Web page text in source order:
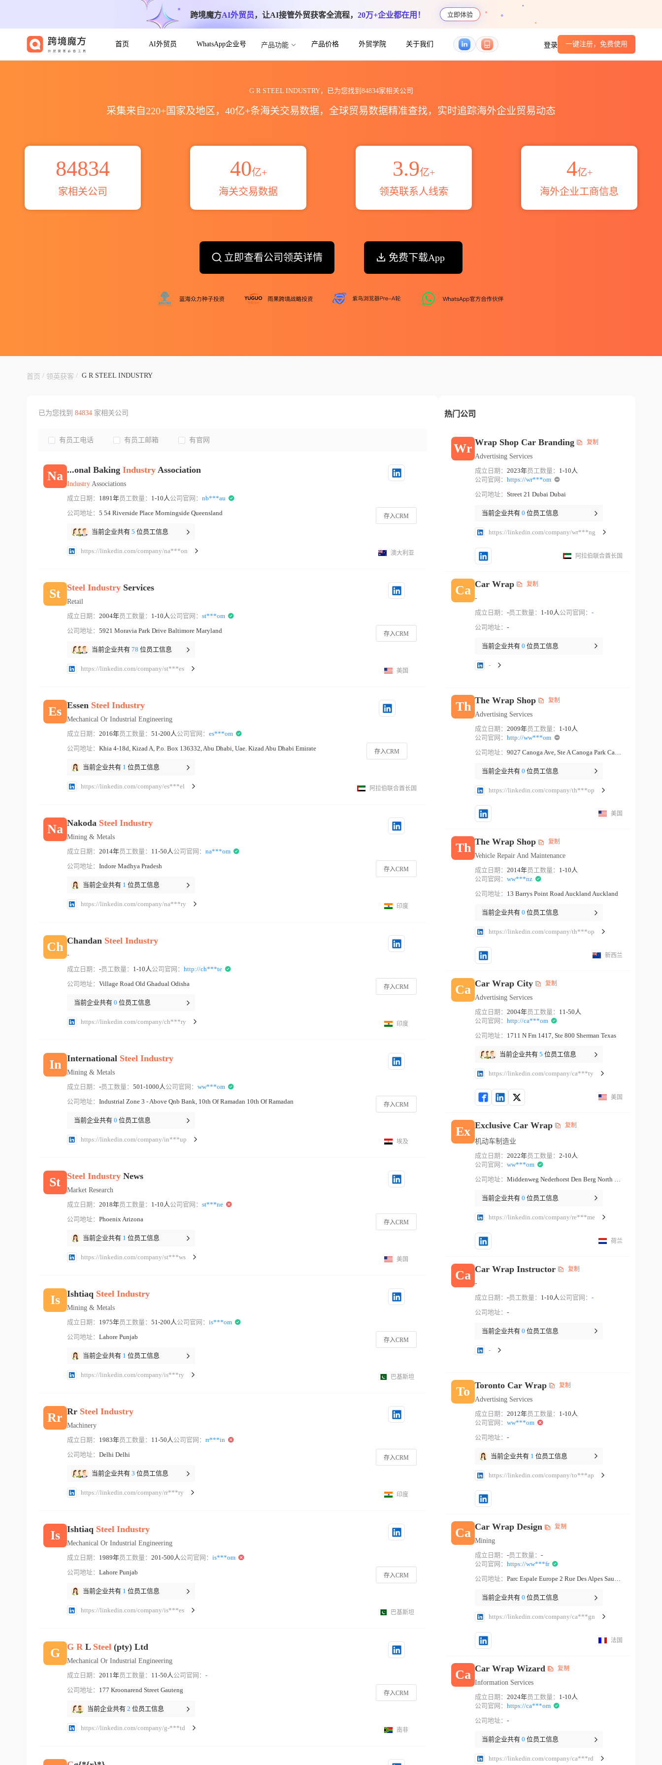
跨境魔方AI外贸员，让AI接管外贸获客全流程， 20万+企业都在用！ 立即体验
首页 AI外贸员 WhatsApp企业号 产品功能 产品价格 外贸学院 关于我们 登录 一键注册，免费使用
G R STEEL INDUSTRY，已为您找到84834家相关公司
采集来自220+国家及地区，40亿+条海关交易数据，全球贸易数据精准查找，实时追踪海外企业贸易动态
84834
家相关公司
40亿+
海关交易数据
3.9亿+
领英联系人线索
4亿+
海外企业工商信息
立即查看公司领英详情 免费下载App
首页 / 领英获客 / G R STEEL INDUSTRY
已为您找到 84834家相关公司
有员工电话 有员工邮箱 有官网
Na ...onal Baking IndustryAssociation
IndustryAssociations
成立日期： 1891年员工数量： 1-10人公司官网： nb***au
公司地址： 5 54 Riverside Place Morningside Queensland
当前企业共有 5 位员工信息
https://linkedin.com/company/na***on
存入CRM
澳大利亚
St Steel IndustryServices
Retail
成立日期： 2004年员工数量： 1-10人公司官网： st***om
公司地址： 5921 Moravia Park Drive Baltimore Maryland
当前企业共有 78 位员工信息
https://linkedin.com/company/st***es
存入CRM
美国
Es Essen Steel Industry
Mechanical Or Industrial Engineering
成立日期： 2016年员工数量： 51-200人公司官网： es***om
公司地址： Khia 4-18d, Kizad A, P.o. Box 136332, Abu Dhabi, Uae. Kizad Abu Dhabi Emirate
当前企业共有 1 位员工信息
https://linkedin.com/company/es***el
存入CRM
阿拉伯联合酋长国
Na Nakoda Steel Industry
Mining & Metals
成立日期： 2014年员工数量： 11-50人公司官网： na***om
公司地址： Indore Madhya Pradesh
当前企业共有 1 位员工信息
https://linkedin.com/company/na***ry
存入CRM
印度
Ch Chandan Steel Industry
-
成立日期： -员工数量： 1-10人公司官网： http://ch***te
公司地址： Village Road Old Ghadual Odisha
当前企业共有 0 位员工信息
https://linkedin.com/company/ch***ry
存入CRM
印度
In International Steel Industry
Mining & Metals
成立日期： -员工数量： 501-1000人公司官网： ww***om
公司地址： Industrial Zone 3 - Above Qnb Bank, 10th Of Ramadan 10th Of Ramadan
当前企业共有 0 位员工信息
https://linkedin.com/company/in***up
存入CRM
埃及
St Steel IndustryNews
Market Research
成立日期： 2018年员工数量： 1-10人公司官网： st***ne
公司地址： Phoenix Arizona
当前企业共有 1 位员工信息
https://linkedin.com/company/st***ws
存入CRM
美国
Is Ishtiaq Steel Industry
Mining & Metals
成立日期： 1975年员工数量： 51-200人公司官网： is***om
公司地址： Lahore Punjab
当前企业共有 1 位员工信息
https://linkedin.com/company/is***ry
存入CRM
巴基斯坦
Rr Rr Steel Industry
Machinery
成立日期： 1983年员工数量： 11-50人公司官网： rr***in
公司地址： Delhi Delhi
当前企业共有 3 位员工信息
https://linkedin.com/company/rr***ry
存入CRM
印度
Is Ishtiaq Steel Industry
Mechanical Or Industrial Engineering
成立日期： 1989年员工数量： 201-500人公司官网： is***om
公司地址： Lahore Punjab
当前企业共有 1 位员工信息
https://linkedin.com/company/is***es
存入CRM
巴基斯坦
G G RL Steel(pty) Ltd
Mechanical Or Industrial Engineering
成立日期： 2011年员工数量： 11-50人公司官网： -
公司地址： 177 Kroonarend Street Gauteng
当前企业共有 2 位员工信息
https://linkedin.com/company/g-***td
存入CRM
南非
热门公司
Wr Wrap Shop Car Branding 复制
Advertising Services
成立日期：2023年员工数量： 1-10人
公司官网：https://wr***om
公司地址：Street 21 Dubai Dubai
当前企业共有0 位员工信息
https://linkedin.com/company/wr***ng
阿拉伯联合酋长国
Ca Car Wrap 复制
-
成立日期：-员工数量： 1-10人 公司官网：-
公司地址：-
当前企业共有0 位员工信息
-
Th The Wrap Shop 复制
Advertising Services
成立日期：2009年员工数量： 1-10人
公司官网：http://ww***om
公司地址：
当前企业共有0 位员工信息
https://linkedin.com/company/th***op
美国
Th The Wrap Shop 复制
Vehicle Repair And Maintenance
成立日期：2014年员工数量： 1-10人
公司官网：ww***nz
公司地址： 13 Barrys Point Road Auckland Auckland
当前企业共有0 位员工信息
https://linkedin.com/company/th***op
新西兰
Ca Car Wrap City 复制
Advertising Services
成立日期：2004年员工数量： 11-50人
公司官网：http://ca***om
公司地址： 1711 N Fm 1417, Ste 800 Sherman Texas
当前企业共有5 位员工信息
https://linkedin.com/company/ca***ty
美国
Ex Exclusive Car Wrap 复制
机动车制造业
成立日期：2022年员工数量：2-10人
公司官网：ww***om
公司地址：
当前企业共有0 位员工信息
https://linkedin.com/company/re***me
荷兰
Ca Car Wrap Instructor 复制
-
成立日期：-员工数量： 1-10人 公司官网：-
公司地址：-
当前企业共有0 位员工信息
-
To Toronto Car Wrap 复制
Advertising Services
成立日期：2012年员工数量： 1-10人
公司官网：ww***om
公司地址：-
当前企业共有 1 位员工信息
https://linkedin.com/company/to***ap
Ca Car Wrap Design 复制
Mining
成立日期：-员工数量：-
公司官网：https://ww***fr
公司地址：
Parc Espale Europe 2 Rue Des Alpes Sausheim Haut-rhin
当前企业共有0 位员工信息
https://linkedin.com/company/ca***gn
法国
Ca Car Wrap Wizard 复制
Information Services
成立日期：2024年员工数量： 1-10人
公司官网：https://ca***om
公司地址：-
当前企业共有0 位员工信息
https://linkedin.com/company/ca***rd